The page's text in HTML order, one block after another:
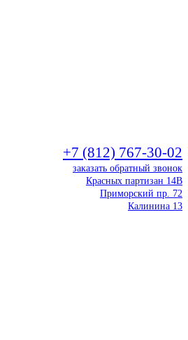
+7 (812) 767-30-02
заказать обратный звонок
Красных партизан 14В
Приморский пр. 72
Калинина 13